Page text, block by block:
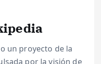
un proyecto de la
por la visión de